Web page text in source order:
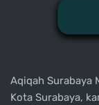
Aqiqah Surabaya
Kota Surabaya,